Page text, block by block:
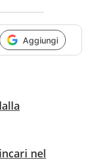
Aggiungi
nel